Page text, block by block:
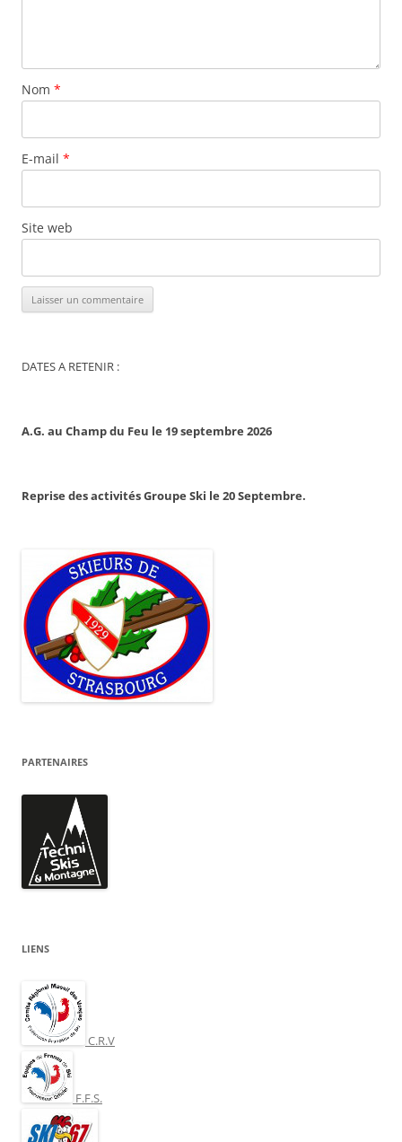
Nom *
E-mail *
Site web
DATES A RETENIR :
A.G. au Champ du Feu le 19 septembre 2026
Reprise des activités Groupe Ski le 20 Septembre.
PARTENAIRES
LIENS
C.R.V
F.F.S.